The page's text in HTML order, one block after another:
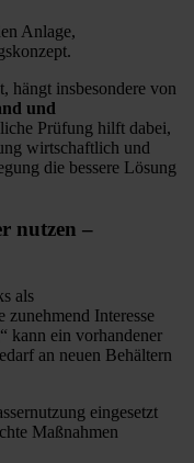
Anlage,
hängt insbesondere von
und
Prüfung hilft dabei,
wirtschaftlich und
die bessere Lösung
nutzen –
als
zunehmend Interesse
kann ein vorhandener
an neuen Behältern
eingesetzt
Maßnahmen